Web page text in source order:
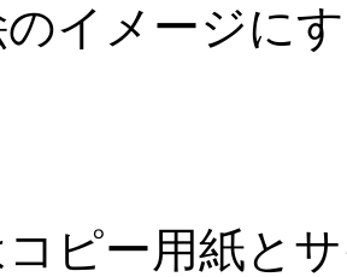
イメージに
ピー用紙と